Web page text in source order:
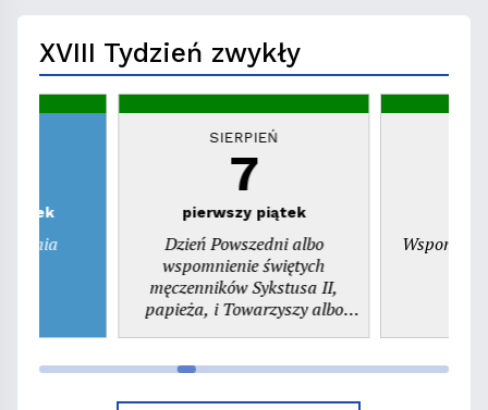
XVIII Tydzień zwykły
SIERPIEŃ
7
pierwszy piątek
Dzień Powszedni albo
wspomnienie świętych
męczenników Sykstusa II,
papieża, i Towarzyszy albo